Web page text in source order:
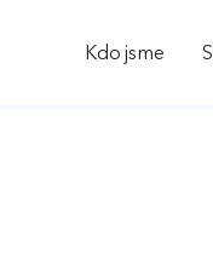
Kdo jsme